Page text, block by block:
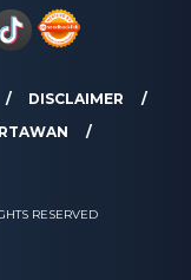
DISCLAIMER
RESERVED